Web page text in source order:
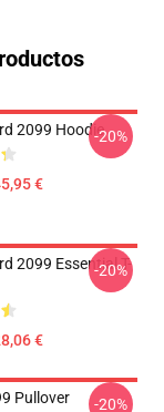
2099 Hoodie
€
-20%
2099 Essential T-
€
-20%
Pullover
-20%